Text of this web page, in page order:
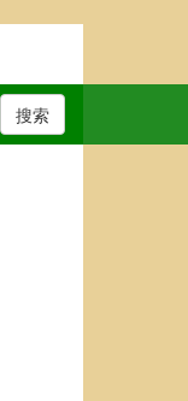
搜索